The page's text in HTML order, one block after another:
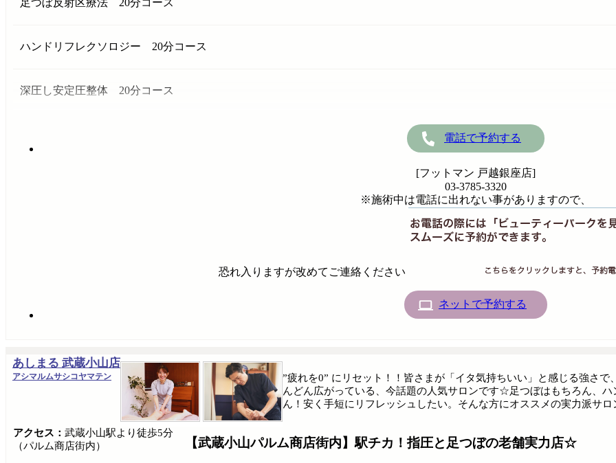
足つぼ反射区療法 20分コース
ハンドリフレクソロジー 20分コース
深圧し安定圧整体 20分コース
電話で予約する
[フットマン 戸越銀座店]
03-3785-3320
※施術中は電話に出れない事がありますので、
恐れ入りますが改めてご連絡ください
ネットで予約する
あしまる 武蔵小山店
アシマルムサシコヤマテン
【武蔵小山パルム商店街内】駅チカ！指圧と足つぼの老舗実力店☆
”疲れを0” にリセット！！皆さまが「イタ気持ちいい」と感じる強さ
んどん広がっている、今話題の人気サロンです☆足つぼはもちろん、
ん！安く手短にリフレッシュしたい。そんな方にオススメの実力派サ
アクセス： 武蔵小山駅より徒歩5分
（パルム商店街内）